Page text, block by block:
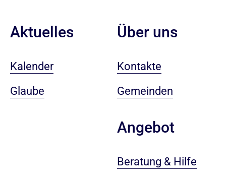
Aktuelles
Kalender
Glaube
Über uns
Kontakte
Gemeinden
Angebot
Beratung & Hilfe